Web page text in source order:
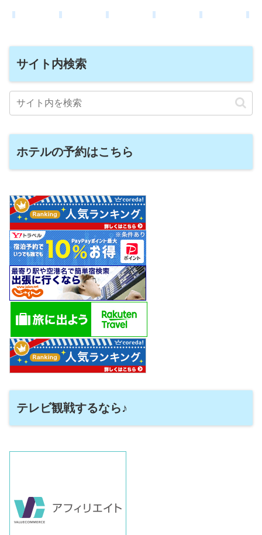
サイト内検索
ホテルの予約はこちら
テレビ観戦するなら♪